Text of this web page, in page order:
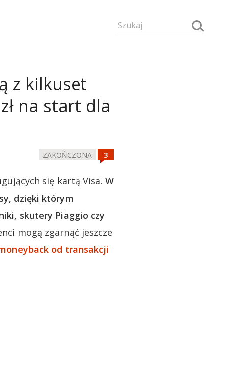
z kilkuset
na start dla
ZAKOŃCZONA
się kartą Visa. W
dzięki którym
skutery Piaggio czy
mogą zgarnąć jeszcze
od transakcji